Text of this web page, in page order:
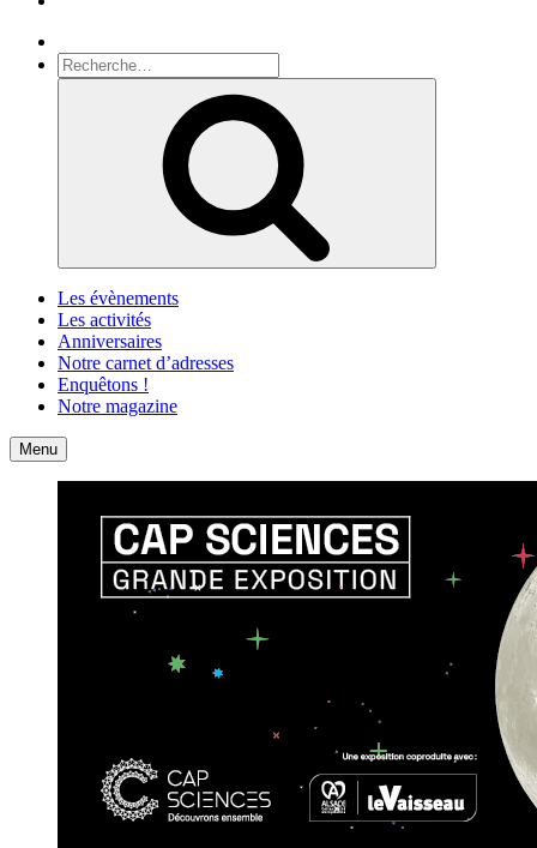
Recherche
pour
Les évènements
Les activités
Anniversaires
Notre carnet d’adresses
Enquêtons !
Notre magazine
Accueil
Menu Contact